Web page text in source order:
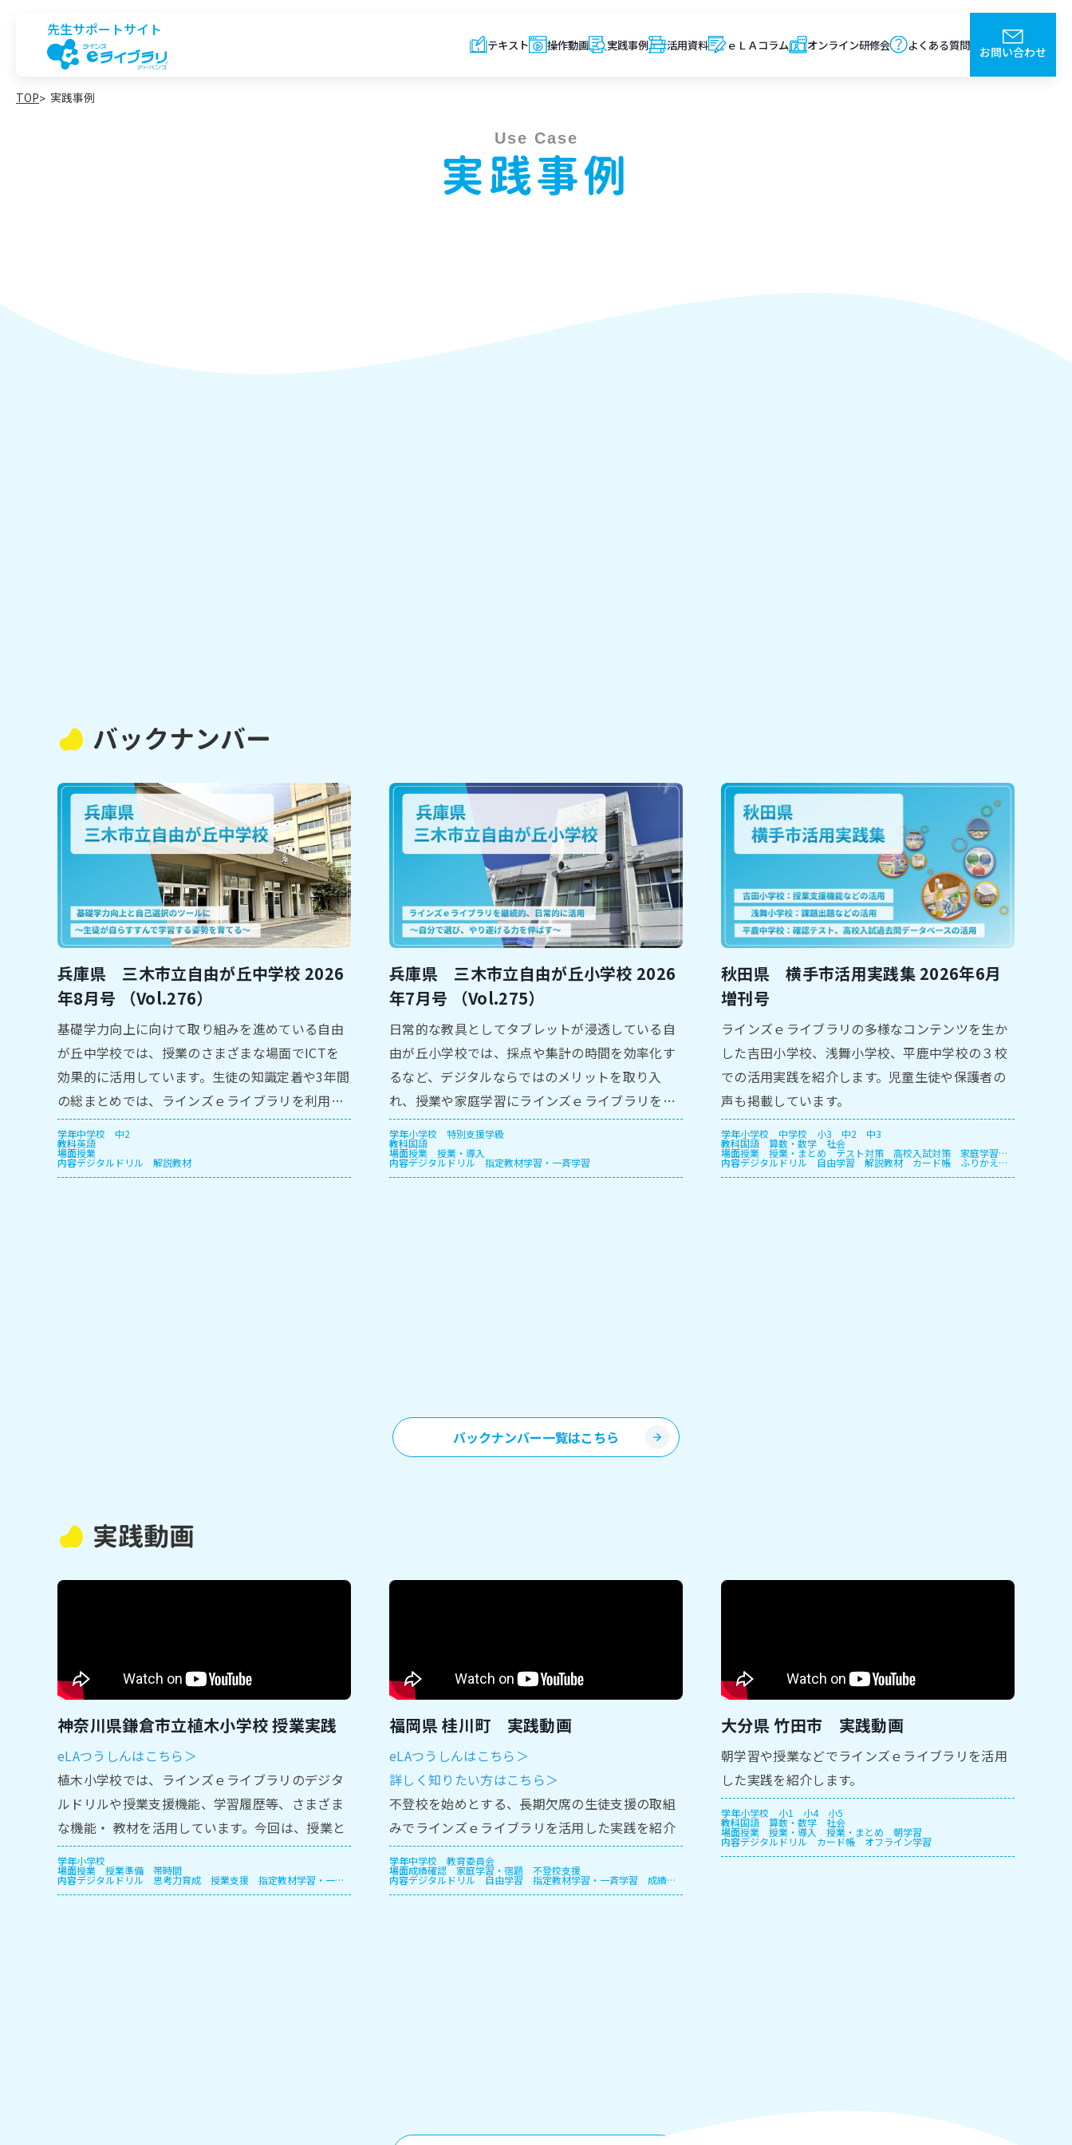
先生サポートサイト
テキスト 操作動画 実践事例 活用資料 ｅＬＡコラム オンライン研修会 よくある質問 お問い合わせ
TOP 実践事例
Use Case
実践事例
バックナンバー
兵庫県 三木市⽴自由が丘中学校 2026
年8⽉号 （Vol.276）
基礎学⼒向上に向けて取り組みを進めている⾃由
が丘中学校では、授業のさまざまな場⾯でICTを
効果的に活⽤しています。⽣徒の知識定着や3年間
の総まとめでは、ラインズｅライブラリを利⽤し
ています。
学年中学校 中2
教科英語
場面授業
内容デジタルドリル 解説教材
兵庫県 三木市⽴自由が丘小学校 2026
年7⽉号 （Vol.275）
⽇常的な教具としてタブレットが浸透している⾃
由が丘⼩学校では、採点や集計の時間を効率化す
るなど、デジタルならではのメリットを取り⼊
れ、授業や家庭学習にラインズｅライブラリを活
⽤しています。
学年小学校 特別支援学級
教科国語
場面授業 授業・導入
内容デジタルドリル 指定教材学習・一斉学習
秋田県 横手市活用実践集 2026年6月
増刊号
ラインズｅライブラリの多様なコンテンツを生か
した吉田小学校、浅舞小学校、平鹿中学校の３校
での活用実践を紹介します。児童生徒や保護者の
声も掲載しています。
学年小学校 中学校 小3 中2 中3
教科国語 算数・数学 社会
場面授業 授業・まとめ テスト対策 高校入試対策 家庭学習・
宿題 長期休暇
内容デジタルドリル 自由学習 解説教材 カード帳 ふりかえ
り プリント 授業支援 確認テスト 自動個別課題
材学習・一斉学習
バックナンバー一覧はこちら
実践動画
神奈川県鎌倉市立植木小学校 授業実践
eLAつうしんはこちら＞
植⽊⼩学校では、ラインズｅライブラリのデジタ
ルドリルや授業⽀援機能、学習履歴等、さまざま
な機能・ 教材を活⽤しています。今回は、授業と
モジュール授業、保護者⾯談での実践をご紹介し
ます。
学年小学校
場面授業 授業準備 帯時間
内容デジタルドリル 思考力育成 授業支援 指定教材学習・一斉
学習
福岡県 桂川町 実践動画
eLAつうしんはこちら＞
詳しく知りたい方はこちら＞
不登校を始めとする、長期欠席の生徒支援の取組
みでラインズｅライブラリを活用した実践を紹介
します。
学年中学校 教育委員会
場面成績確認 家庭学習・宿題 不登校支援
内容デジタルドリル 自由学習 指定教材学習・一斉学習 成績管
理
大分県 竹田市 実践動画
朝学習や授業などでラインズｅライブラリを活用
した実践を紹介します。
学年小学校 小1 小4 小5
教科国語 算数・数学 社会
場面授業 授業・導入 授業・まとめ 朝学習
内容デジタルドリル カード帳 オフライン学習